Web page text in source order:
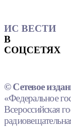
ИС ВЕСТИ
В
СОЦСЕТЯХ
© Сетевое
«Федеральное
Всероссийская